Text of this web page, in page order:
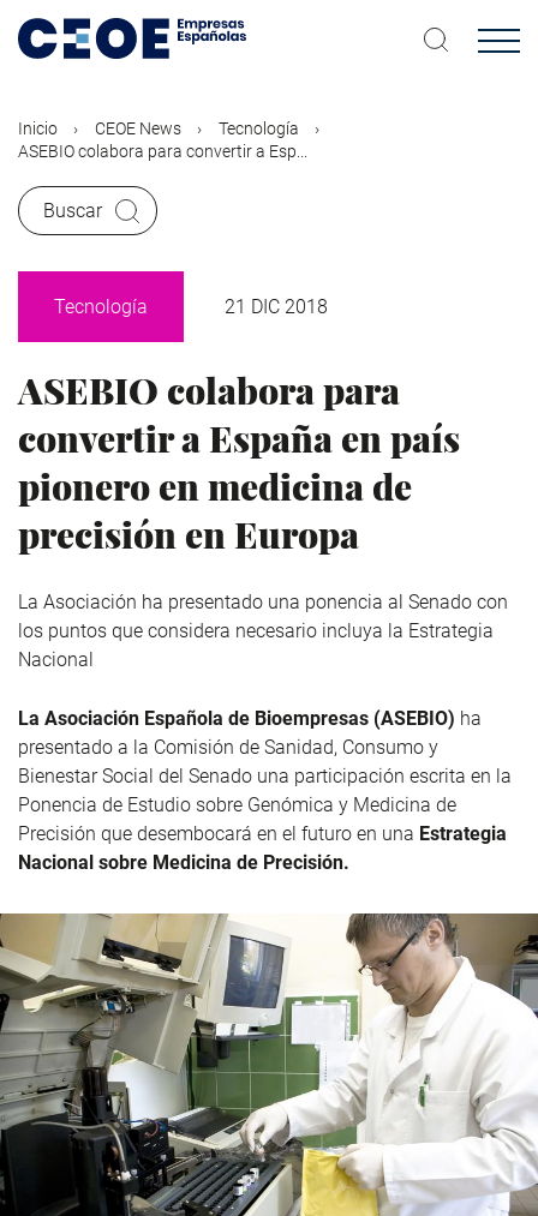
contenido
Inicio CEOE News
Tecnología
ASEBIO colabora para convertir a Esp...
Buscar
Tecnología 21 DIC 2018
ASEBIO colabora para
convertir a España en país
pionero en medicina de
precisión en Europa
La Asociación ha presentado una ponencia al Senado con
los puntos que considera necesario incluya la Estrategia
Nacional
La Asociación Española de Bioempresas (ASEBIO) ha
presentado a la Comisión de Sanidad, Consumo y
Bienestar Social del Senado una participación escrita en la
Ponencia de Estudio sobre Genómica y Medicina de
Precisión que desembocará en el futuro en una Estrategia
Nacional sobre Medicina de Precisión.